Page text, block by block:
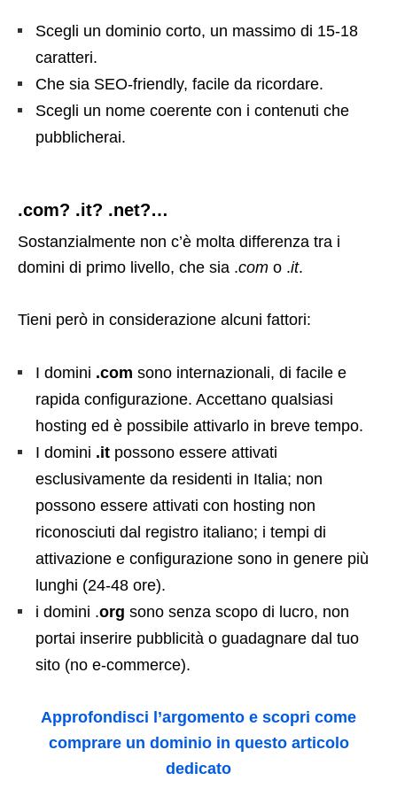
Scegli un dominio corto, un massimo di 15-18
caratteri.
Che sia SEO-friendly, facile da ricordare.
Scegli un nome coerente con i contenuti che
pubblicherai.
.com? .it? .net?…
Sostanzialmente non c’è molta differenza tra i
domini di primo livello, che sia .com o .it.
Tieni però in considerazione alcuni fattori:
I domini .com sono internazionali, di facile e
rapida configurazione. Accettano qualsiasi
hosting ed è possibile attivarlo in breve tempo.
I domini .it possono essere attivati
esclusivamente da residenti in Italia; non
possono essere attivati con hosting non
riconosciuti dal registro italiano; i tempi di
attivazione e configurazione sono in genere più
lunghi (24-48 ore).
i domini .org sono senza scopo di lucro, non
portai inserire pubblicità o guadagnare dal tuo
sito (no e-commerce).
Approfondisci l’argomento e scopri come
comprare un dominio in questo articolo
dedicato